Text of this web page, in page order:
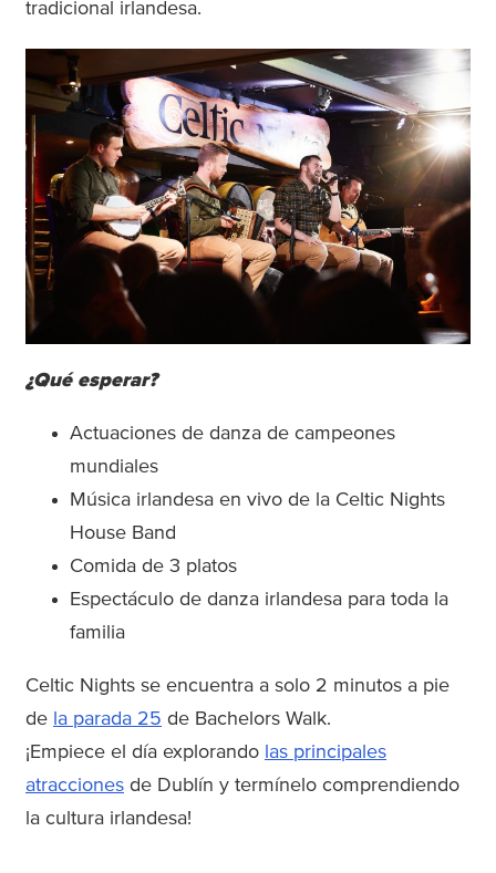
tradicional irlandesa.
¿Qué esperar?
Actuaciones de danza de campeones
mundiales
Música irlandesa en vivo de la Celtic Nights
House Band
Comida de 3 platos
Espectáculo de danza irlandesa para toda la
familia
Celtic Nights se encuentra a solo 2 minutos a pie
de la parada 25 de Bachelors Walk.
¡Empiece el día explorando las principales
atracciones de Dublín y termínelo comprendiendo
la cultura irlandesa!